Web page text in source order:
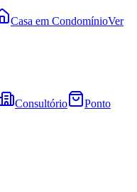
Casa em CondomínioVer
Consultório
Ponto